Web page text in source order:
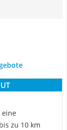
eine
zu 10 km